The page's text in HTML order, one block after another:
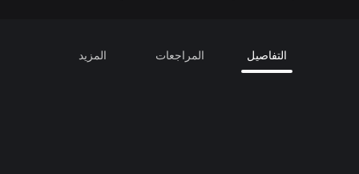
التفاصيل المراجعات المزيد